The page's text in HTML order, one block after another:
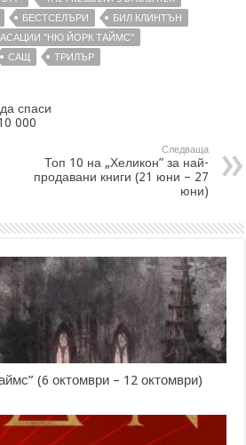
БЕСТСЕЛЪРИ
БИЛ КЛИНТЪН
"НЮ ЙОРК ТАЙМС"
САЩ ТРИЛЪР
спаси
000
Следваща
Топ 10 на „Хеликон” за най-
продавани книги (21 юни – 27
юни)
(6 октомври – 12 октомври)